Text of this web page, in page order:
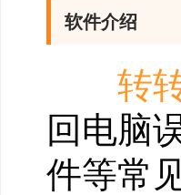
软件介绍
转
回电脑
件等常